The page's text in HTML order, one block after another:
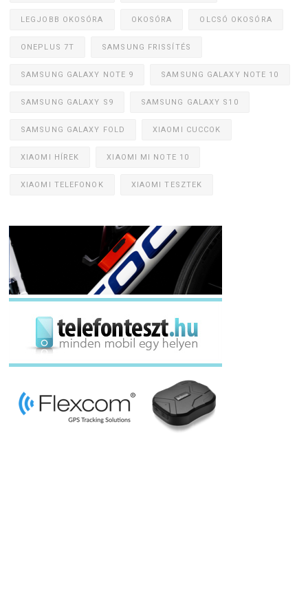
LEGJOBB OKOSÓRA OKOSÓRA OLCSÓ OKOSÓRA
ONEPLUS 7T SAMSUNG FRISSÍTÉS
SAMSUNG GALAXY NOTE 9 SAMSUNG GALAXY NOTE 10
SAMSUNG GALAXY S9 SAMSUNG GALAXY S10
SAMSUNG GALAXY FOLD XIAOMI CUCCOK
XIAOMI HÍREK XIAOMI MI NOTE 10
XIAOMI TELEFONOK XIAOMI TESZTEK